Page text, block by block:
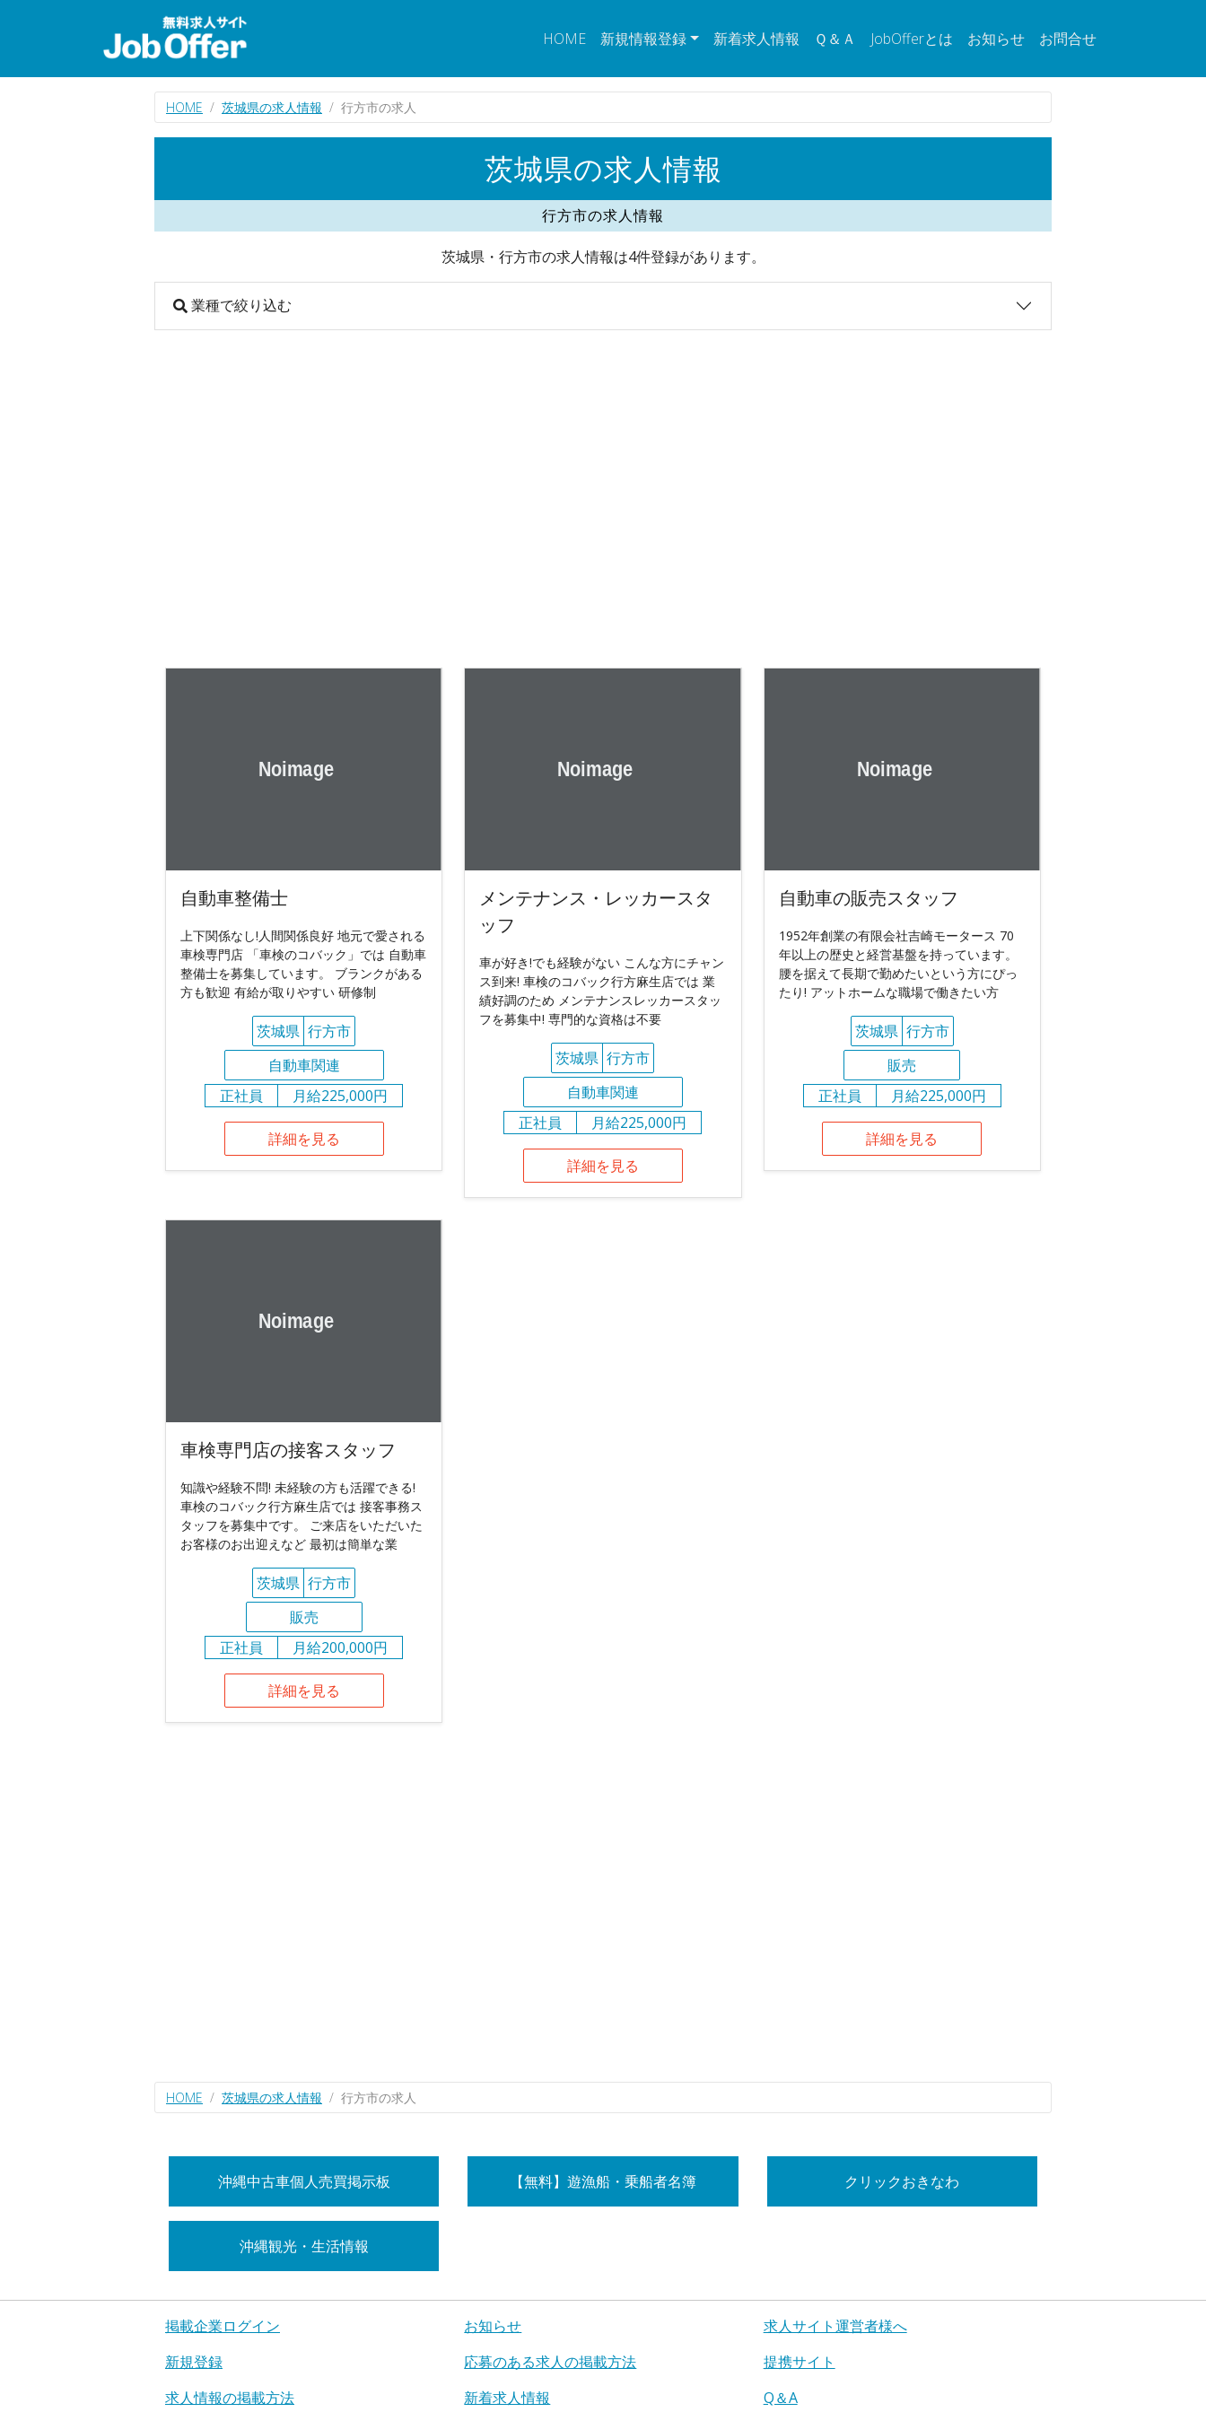
HOME 新規情報登録 新着求人情報 Ｑ＆Ａ JobOfferとは お知らせ お問合せ
HOME 茨城県の求人情報 行方市の求人
茨城県の求人情報
行方市の求人情報
茨城県・行方市の求人情報は4件登録があります。
業種で絞り込む
自動車整備士
上下関係なし!人間関係良好 地元で愛される
車検専門店 「車検のコバック」では 自動車
整備士を募集しています。 ブランクがある
方も歓迎 有給が取りやすい 研修制
茨城県 行方市
自動車関連
正社員
月給225,000円
詳細を見る
メンテナンス・レッカースタ
ッフ
車が好き!でも経験がない こんな方にチャン
ス到来! 車検のコバック行方麻生店では 業
績好調のため メンテナンスレッカースタッ
フを募集中! 専門的な資格は不要
茨城県 行方市
自動車関連
正社員
月給225,000円
詳細を見る
自動車の販売スタッフ
1952年創業の有限会社吉崎モータース 70
年以上の歴史と経営基盤を持っています。
腰を据えて長期で勤めたいという方にぴっ
たり! アットホームな職場で働きたい方
茨城県 行方市
販売
正社員
月給225,000円
詳細を見る
車検専門店の接客スタッフ
知識や経験不問! 未経験の方も活躍できる!
車検のコバック行方麻生店では 接客事務ス
タッフを募集中です。 ご来店をいただいた
お客様のお出迎えなど 最初は簡単な業
茨城県 行方市
販売
正社員
月給200,000円
詳細を見る
HOME 茨城県の求人情報 行方市の求人
沖縄中古車個人売買掲示板 【無料】遊漁船・乗船者名簿 クリックおきなわ
沖縄観光・生活情報
掲載企業ログイン
新規登録
求人情報の掲載方法
お知らせ
応募のある求人の掲載方法
新着求人情報
求人サイト運営者様へ
提携サイト
Q＆A